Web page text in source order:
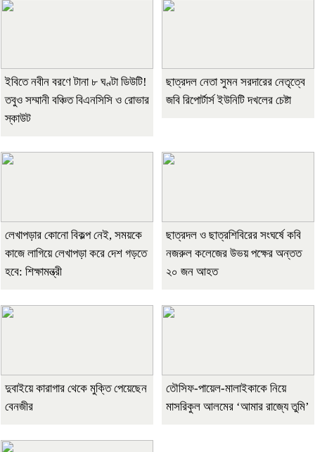
ইবিতে নবীন বরণে টানা ৮ ঘণ্টা ডিউটি!
তবুও সম্মানী বঞ্চিত বিএনসিসি ও রোভার
স্কাউট
ছাত্রদল নেতা সুমন সরদারের নেতৃত্বে
জবি রিপোর্টার্স ইউনিটি দখলের চেষ্টা
লেখাপড়ার কোনো বিকল্প নেই, সময়কে
কাজে লাগিয়ে লেখাপড়া করে দেশ গড়তে
হবে: শিক্ষামন্ত্রী
ছাত্রদল ও ছাত্রশিবিরের সংঘর্ষে কবি
নজরুল কলেজের উভয় পক্ষের অন্তত
২০ জন আহত
দুবাইয়ে কারাগার থেকে মুক্তি পেয়েছেন
বেনজীর
তৌসিফ-পায়েল-মালাইকাকে নিয়ে
মাসরিকুল আলমের ‘আমার রাজ্যে তুমি’